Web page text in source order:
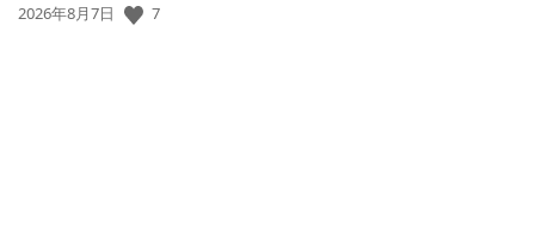
公
2026年8月7日 7